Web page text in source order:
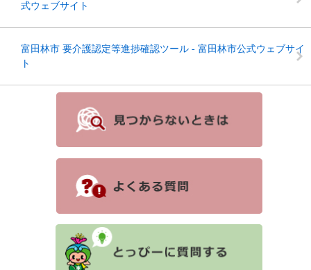
式ウェブサイト
富田林市 要介護認定等進捗確認ツール - 富田林市公式ウェブサイ
ト